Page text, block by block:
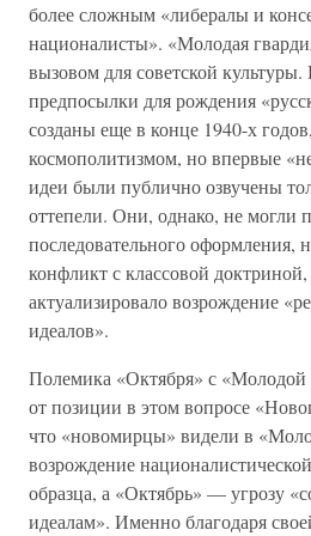
более сложным «либералы и
националисты». «Молодая
вызовом для советской
предпосылки для рождения
созданы еще в конце 1940-х
космополитизмом, но впервые
идеи были публично озвучены
оттепели. Они, однако, не могли
последовательного оформления,
конфликт с классовой
актуализировало возрождение
идеалов».
Полемика «Октября» с «Молодой
от позиции в этом вопросе
что «новомирцы» видели в
возрождение
образца, а «Октябрь» — угрозу
идеалам». Именно благодаря